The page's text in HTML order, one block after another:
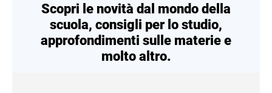
Scopri le novità dal mondo della
scuola, consigli per lo studio,
approfondimenti sulle materie e
molto altro.